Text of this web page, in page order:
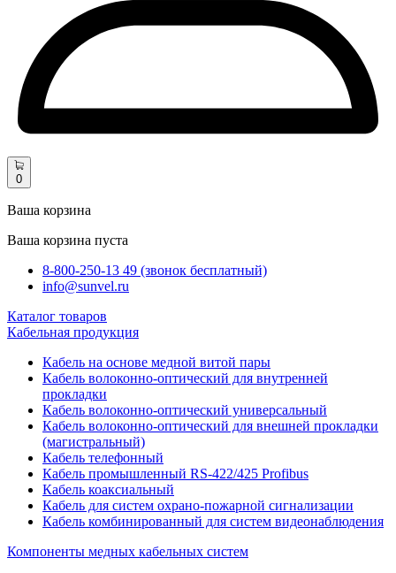
0
Ваша корзина
Ваша корзина пуста
8-800-250-13 49 (звонок бесплатный)
info@sunvel.ru
Каталог товаров
Кабельная продукция
Кабель на основе медной витой пары
Кабель волоконно-оптический для внутренней
прокладки
Кабель волоконно-оптический универсальный
Кабель волоконно-оптический для внешней прокладки
(магистральный)
Кабель телефонный
Кабель промышленный RS-422/425 Profibus
Кабель коаксиальный
Кабель для систем охрано-пожарной сигнализации
Кабель комбинированный для систем видеонаблюдения
Компоненты медных кабельных систем